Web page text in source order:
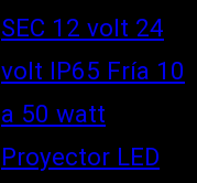
SEC 12 volt 24
volt IP65 Fría 10
a 50 watt
Proyector LED